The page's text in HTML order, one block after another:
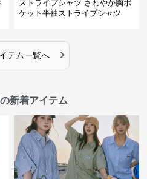
ストライプシャツ さわやか胸ポ
ケット半袖ストライプシャツ
テム一覧へ ›
新着アイテム